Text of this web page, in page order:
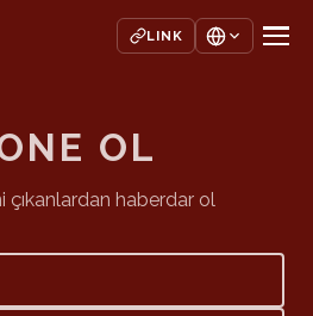
LINK
OL
çıkanlardan haberdar ol